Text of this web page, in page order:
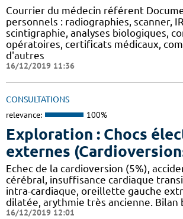
Courrier du médecin référent
personnels : radiographies, scanner,
scintigraphie, analyses biologiques,
opératoires, certificats médicaux,
d'autres
16/12/2019 11:36
CONSULTATIONS
relevance: 100%
Exploration : Chocs
externes
Echec de la cardioversion (5%),
cérébral, insuffisance cardiaque
intra-cardiaque, oreillette gauche
dilatée, arythmie très ancienne. Bilan
16/12/2019 12:01